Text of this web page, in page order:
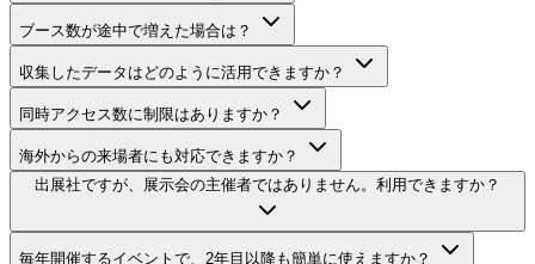
ブース数が途中で増えた場合は？
収集したデータはどのように活用できますか？
同時アクセス数に制限はありますか？
海外からの来場者にも対応できますか？
出展社ですが、展示会の主催者ではありません。利用できますか？
毎年開催するイベントで、2年目以降も簡単に使えますか？